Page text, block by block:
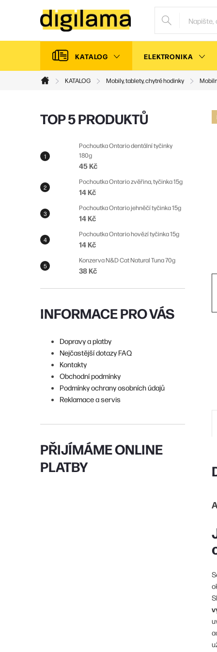
KATALOG ELEKTRONIKA
Domů
KATALOG Mobily, tablety, chytré hodinky
P
s
t
r
a
n
í
p
a
n
e
l
TOP 5 PRODUKTŮ
Pochoutka Ontario dentální tyčinky
180g
45 Kč
Pochoutka Ontario zvěřina, tyčinka 15g
14 Kč
Pochoutka Ontario jehněčí tyčinka 15g
14 Kč
Pochoutka Ontario hovězí tyčinka 15g
14 Kč
Konzerva N&D Cat Natural Tuna 70g
38 Kč
INFORMACE PRO VÁS
Dopravy a platby
Nejčastější dotazy FAQ
Kontakty
Obchodní podmínky
Podmínky ochrany osobních údajů
Reklamace a servis
PŘIJÍMÁME ONLINE
PLATBY